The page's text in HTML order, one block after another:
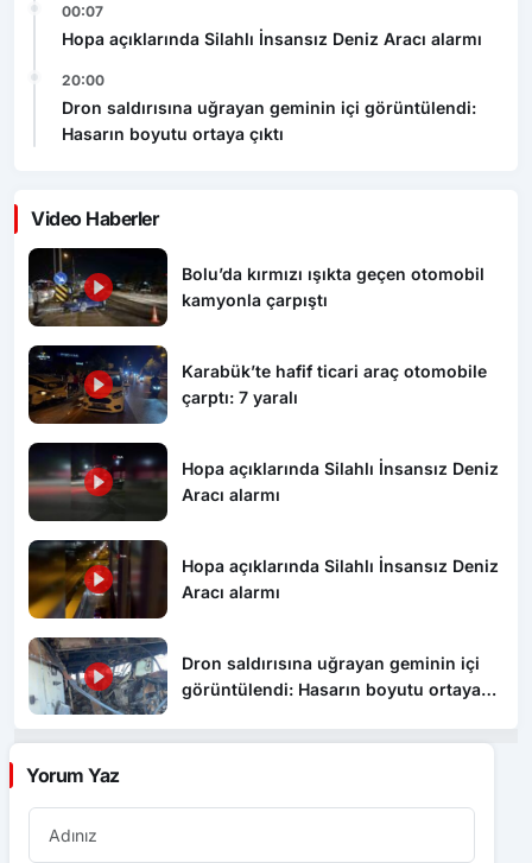
00:07
Hopa açıklarında Silahlı İnsansız Deniz Aracı alarmı
20:00
Dron saldırısına uğrayan geminin içi görüntülendi:
Hasarın boyutu ortaya çıktı
Video Haberler
Bolu’da kırmızı ışıkta geçen otomobil
kamyonla çarpıştı
Karabük’te hafif ticari araç otomobile
çarptı: 7 yaralı
Hopa açıklarında Silahlı İnsansız Deniz
Aracı alarmı
Hopa açıklarında Silahlı İnsansız Deniz
Aracı alarmı
Dron saldırısına uğrayan geminin içi
görüntülendi: Hasarın boyutu ortaya
Yorum Yaz